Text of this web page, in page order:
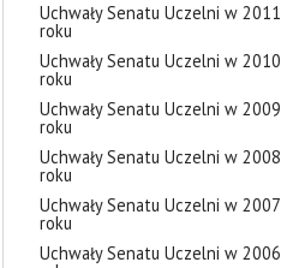
Uchwały Senatu Uczelni w 2011
roku
Uchwały Senatu Uczelni w 2010
roku
Uchwały Senatu Uczelni w 2009
roku
Uchwały Senatu Uczelni w 2008
roku
Uchwały Senatu Uczelni w 2007
roku
Uchwały Senatu Uczelni w 2006